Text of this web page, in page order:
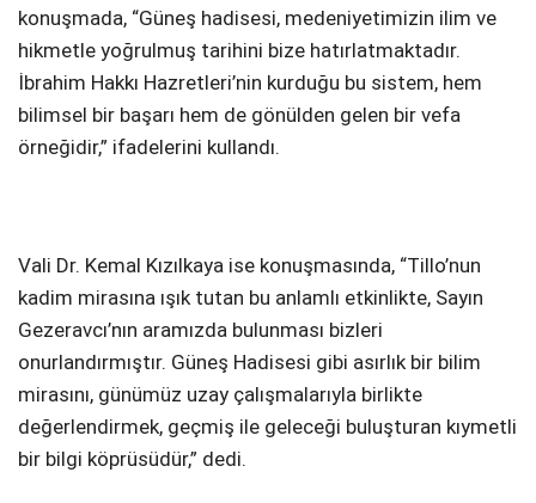
konuşmada, “Güneş hadisesi, medeniyetimizin ilim ve
hikmetle yoğrulmuş tarihini bize hatırlatmaktadır.
İbrahim Hakkı Hazretleri’nin kurduğu bu sistem, hem
bilimsel bir başarı hem de gönülden gelen bir vefa
örneğidir,” ifadelerini kullandı.
Vali Dr. Kemal Kızılkaya ise konuşmasında, “Tillo’nun
kadim mirasına ışık tutan bu anlamlı etkinlikte, Sayın
Gezeravcı’nın aramızda bulunması bizleri
onurlandırmıştır. Güneş Hadisesi gibi asırlık bir bilim
mirasını, günümüz uzay çalışmalarıyla birlikte
değerlendirmek, geçmiş ile geleceği buluşturan kıymetli
bir bilgi köprüsüdür,” dedi.